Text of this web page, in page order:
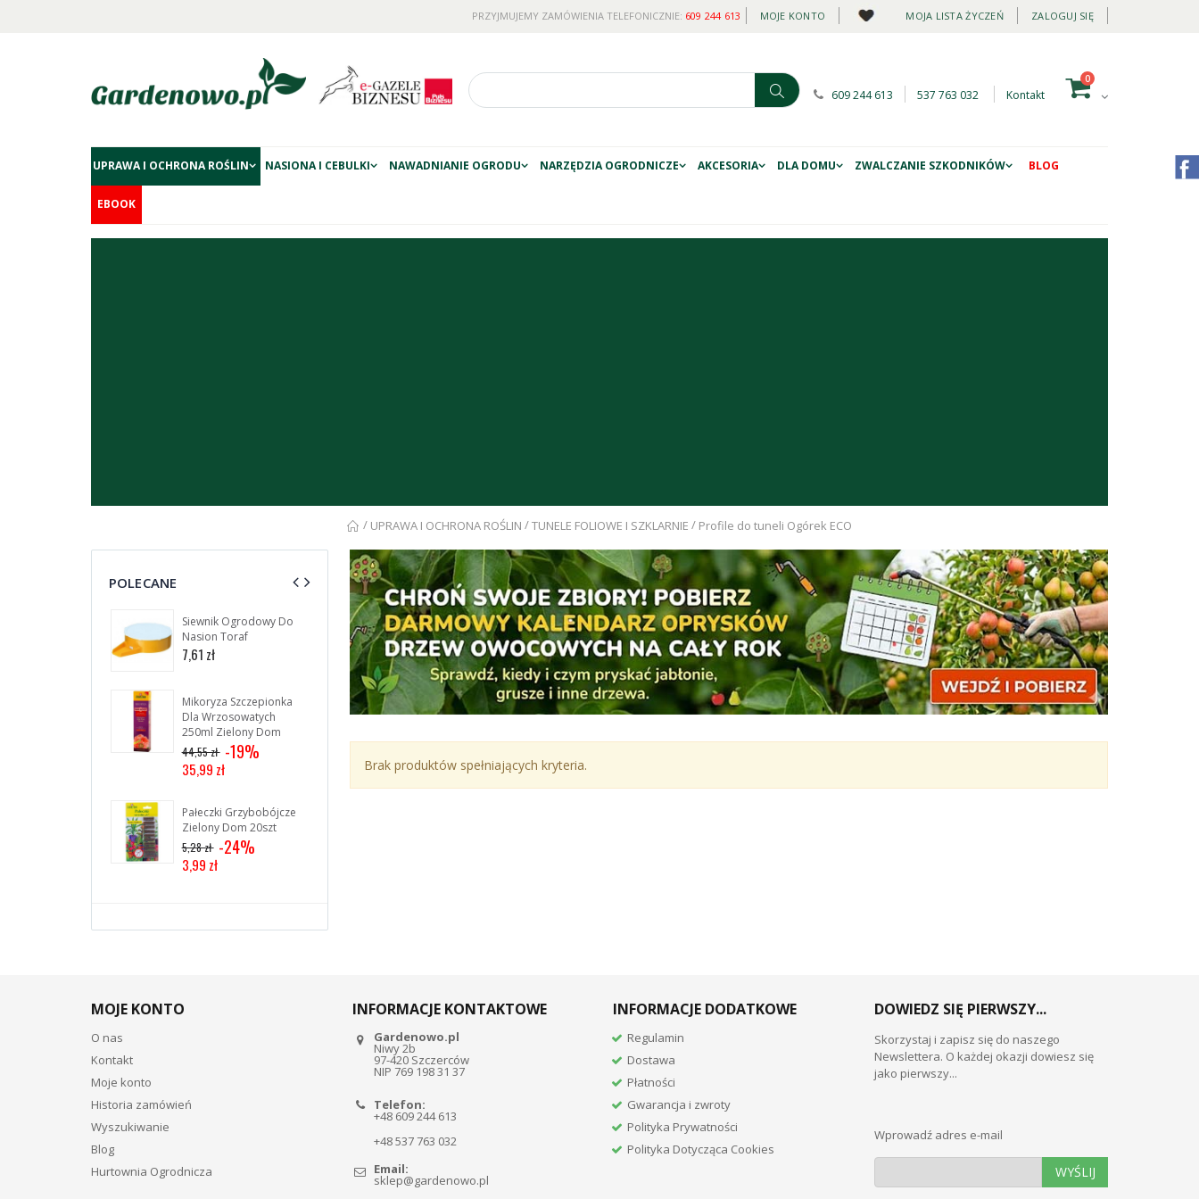
MOJE KONTO MOJA LISTA ŻYCZEŃ ZALOGUJ SIĘ
PRZYJMUJEMY ZAMÓWIENIA TELEFONICZNIE: 609 244 613
609 244 613 537 763 032 Kontakt
0
UPRAWA I OCHRONA ROŚLIN NASIONA I CEBULKI NAWADNIANIE OGRODU NARZĘDZIA OGRODNICZE AKCESORIA DLA DOMU ZWALCZANIE SZKODNIKÓW BLOG
EBOOK
/ UPRAWA I OCHRONA ROŚLIN /TUNELE FOLIOWE I SZKLARNIE / Profile do tuneli Ogórek ECO
POLECANE
Siewnik Ogrodowy Do
Nasion Toraf
7,61 zł
Mikoryza Szczepionka
Dla Wrzosowatych
250ml Zielony Dom
44,55 zł -19%
35,99 zł
Pałeczki Grzybobójcze
Zielony Dom 20szt
5,28 zł -24%
3,99 zł
Pałeczki Nawozowe
Uniwersalne Biopon
30szt
4,50 zł
Brak produktów spełniających kryteria.
MOJE KONTO
O nas
Kontakt
Moje konto
Historia zamówień
Wyszukiwanie
Blog
Hurtownia Ogrodnicza
INFORMACJE KONTAKTOWE
Gardenowo.pl
Niwy 2b
97-420 Szczerców
NIP 769 198 31 37
Telefon:
+48 609 244 613
+48 537 763 032
Email:
sklep@gardenowo.pl
INFORMACJE DODATKOWE
Regulamin
Dostawa
Płatności
Gwarancja i zwroty
Polityka Prywatności
Polityka Dotycząca Cookies
DOWIEDZ SIĘ PIERWSZY...
Skorzystaj i zapisz się do naszego
Newslettera. O każdej okazji dowiesz się
jako pierwszy...
Wprowadź adres e-mail
WYŚLIJ